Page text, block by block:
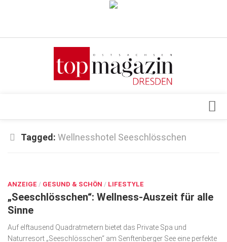
Verkaufsstellen
Top Gesundheitsforum Dresden / Ostsachsen
Geschäft
gesund & schön
Gesellschaft
Tagged: Wellnesshotel Seeschlösschen
ANZEIGE / GESUND & SCHÖN / LIFESTYLE
„Seeschlösschen“: Wellness-Auszeit für alle
Sinne
Auf elftausend Quadratmetern bietet das Private Spa und
Naturresort „Seeschlösschen“ am Senftenberger See eine perfekte